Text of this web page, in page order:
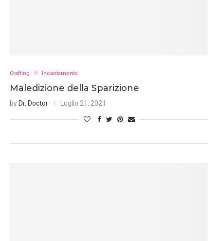
Crafting Incantamento
Maledizione della Sparizione
by Dr. Doctor Luglio 21, 2021